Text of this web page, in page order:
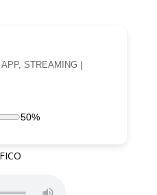
STREAMING |
50%